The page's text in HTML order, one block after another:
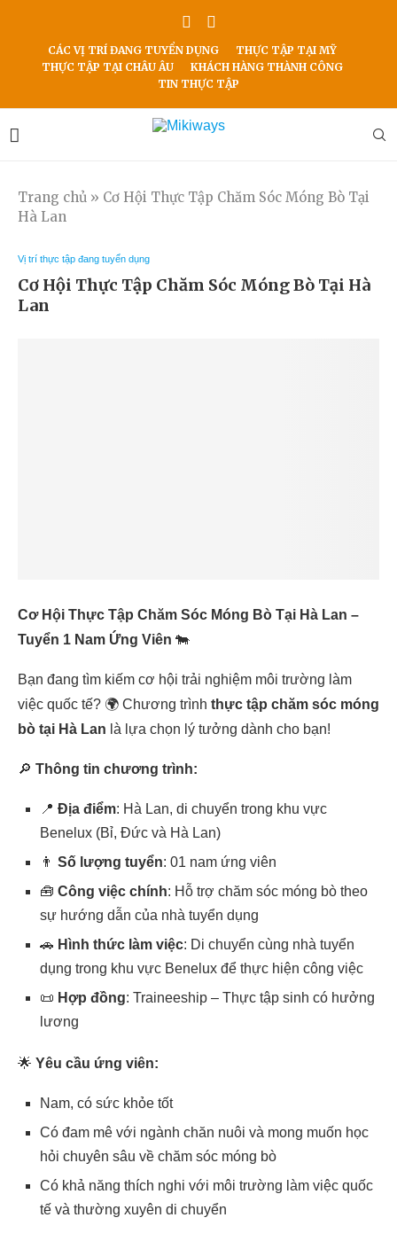
CÁC VỊ TRÍ ĐANG TUYỂN DỤNG
THỰC TẬP TẠI MỸ
THỰC TẬP TẠI CHÂU ÂU
KHÁCH HÀNG THÀNH CÔNG
TIN THỰC TẬP
Trang chủ » Cơ Hội Thực Tập Chăm Sóc Móng Bò Tại
Hà Lan
Vị trí thực tập đang tuyển dụng
Cơ Hội Thực Tập Chăm Sóc Móng Bò Tại Hà
Lan
Cơ Hội Thực Tập Chăm Sóc Móng Bò Tại Hà Lan –
Tuyển 1 Nam Ứng Viên 🐄
Bạn đang tìm kiếm cơ hội trải nghiệm môi trường làm
việc quốc tế? 🌍 Chương trình thực tập chăm sóc móng
bò tại Hà Lan là lựa chọn lý tưởng dành cho bạn!
🔎 Thông tin chương trình:
📍 Địa điểm: Hà Lan, di chuyển trong khu vực
Benelux (Bỉ, Đức và Hà Lan)
👨 Số lượng tuyển: 01 nam ứng viên
🧰 Công việc chính: Hỗ trợ chăm sóc móng bò theo
sự hướng dẫn của nhà tuyển dụng
🚗 Hình thức làm việc: Di chuyển cùng nhà tuyển
dụng trong khu vực Benelux để thực hiện công việc
📜 Hợp đồng: Traineeship – Thực tập sinh có hưởng
lương
🌟 Yêu cầu ứng viên:
Nam, có sức khỏe tốt
Có đam mê với ngành chăn nuôi và mong muốn học
hỏi chuyên sâu về chăm sóc móng bò
Có khả năng thích nghi với môi trường làm việc quốc
tế và thường xuyên di chuyển